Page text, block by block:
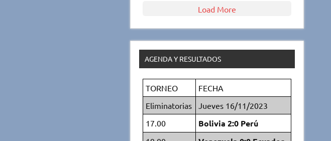
Load More
AGENDA Y RESULTADOS
TORNEO
FECHA
Eliminatorias
Jueves 16/11/2023
17.00
Bolivia 2:0 Perú